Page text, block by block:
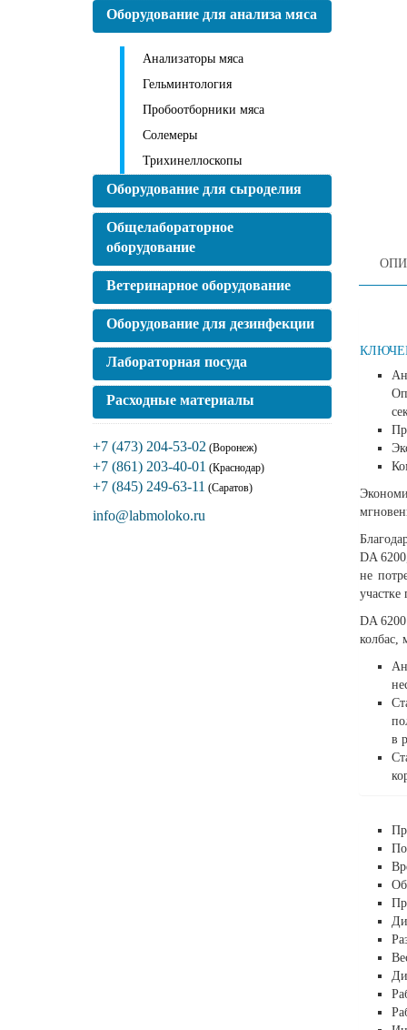
DA
не
DA
колбас,
в
Оборудование для анализа мяса
Анализаторы мяса
Гельминтология
Пробоотборники мяса
Солемеры
Трихинеллоскопы
Оборудование для сыроделия
Общелабораторное
оборудование
Ветеринарное оборудование
Оборудование для дезинфекции
Лабораторная посуда
Расходные материалы
+7 (473) 204-53-02 (Воронеж)
+7 (861) 203-40-01 (Краснодар)
+7 (845) 249-63-11 (Саратов)
info@labmoloko.ru